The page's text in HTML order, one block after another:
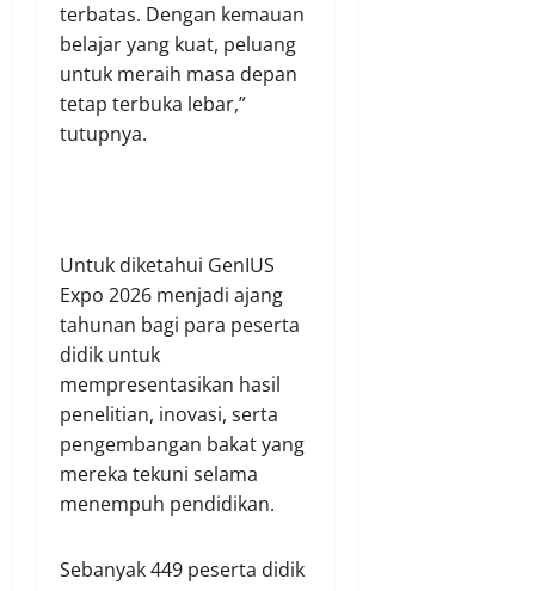
terbatas. Dengan kemauan
belajar yang kuat, peluang
untuk meraih masa depan
tetap terbuka lebar,”
tutupnya.
Untuk diketahui GenIUS
Expo 2026 menjadi ajang
tahunan bagi para peserta
didik untuk
mempresentasikan hasil
penelitian, inovasi, serta
pengembangan bakat yang
mereka tekuni selama
menempuh pendidikan.
Sebanyak 449 peserta didik